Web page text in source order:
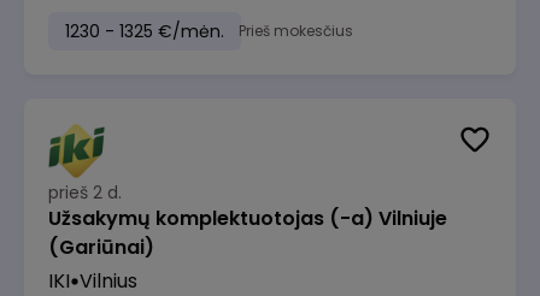
1230 - 1325 €/mėn. Prieš mokesčius
prieš 2 d.
Užsakymų komplektuotojas (-a) Vilniuje
(Gariūnai)
IKI Vilnius